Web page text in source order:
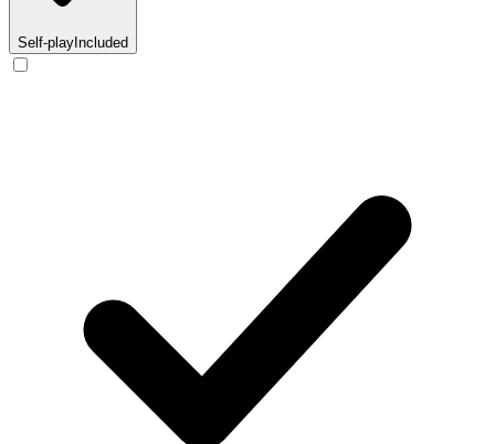
Self-play Included